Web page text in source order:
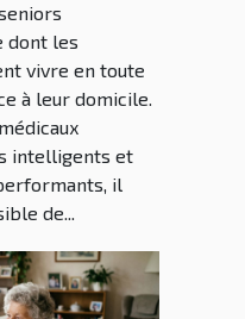
dont les
vivre en toute
à leur domicile.
intelligents et
il
de...